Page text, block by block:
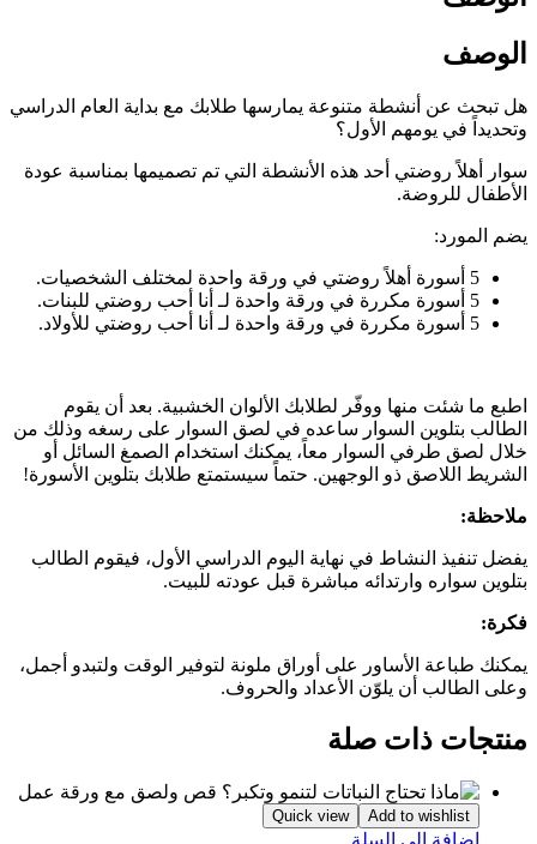
الوصف
هل تبحث عن أنشطة متنوعة يمارسها طلابك مع بداية العام الدراسي
وتحديداً في يومهم الأول؟
سوار أهلاً روضتي أحد هذه الأنشطة التي تم تصميمها بمناسبة عودة
الأطفال للروضة.
يضم المورد:
5 أسورة أهلاً روضتي في ورقة واحدة لمختلف الشخصيات.
5 أسورة مكررة في ورقة واحدة لـ أنا أحب روضتي للبنات.
5 أسورة مكررة في ورقة واحدة لـ أنا أحب روضتي للأولاد.
اطبع ما شئت منها ووفّر لطلابك الألوان الخشبية. بعد أن يقوم
الطالب بتلوين السوار ساعده في لصق السوار على رسغه وذلك من
خلال لصق طرفي السوار معاً، يمكنك استخدام الصمغ السائل أو
الشريط اللاصق ذو الوجهين. حتماً سيستمتع طلابك بتلوين الأسورة!
ملاحظة:
يفضل تنفيذ النشاط في نهاية اليوم الدراسي الأول، فيقوم الطالب
بتلوين سواره وارتدائه مباشرة قبل عودته للبيت.
فكرة:
يمكنك طباعة الأساور على أوراق ملونة لتوفير الوقت ولتبدو أجمل،
وعلى الطالب أن يلوّن الأعداد والحروف.
منتجات ذات صلة
Add to wishlist
Quick view
إضافة إلى السلة